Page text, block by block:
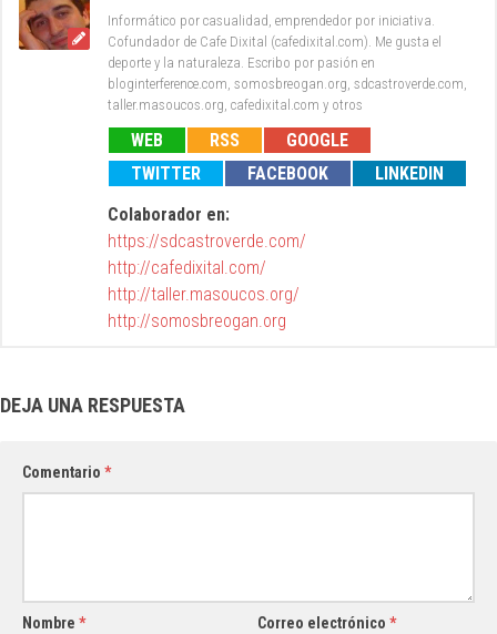
Informático por casualidad, emprendedor por iniciativa.
Cofundador de Cafe Dixital (cafedixital.com). Me gusta el
deporte y la naturaleza. Escribo por pasión en
bloginterference.com, somosbreogan.org, sdcastroverde.com,
taller.masoucos.org, cafedixital.com y otros
WEB RSS
GOOGLE
TWITTER
FACEBOOK
LINKEDIN
Colaborador en:
https://sdcastroverde.com/
http://cafedixital.com/
http://taller.masoucos.org/
http://somosbreogan.org
DEJA UNA RESPUESTA
Comentario *
Nombre * Correo electrónico*